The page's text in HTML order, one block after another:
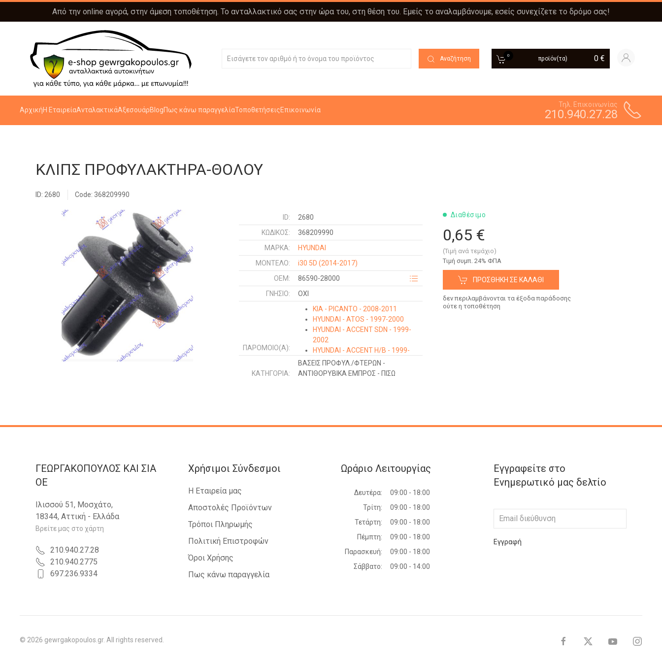
Από την online αγορά, στην άμεση τοποθέτηση. Το ανταλλακτικό σας στην ώρα του, στη θέση του. Εμείς το αναλαμβάνουμε, εσείς συνεχίζετε το δρόμο σας!
Αναζήτηση 0 προϊόν(τα) 0 €
ΑρχικήΗ ΕταιρείαΑνταλακτικάΑξεσουάρBlogΠως κάνω παραγγελίαΤοποθετήσειςΕπικοινωνία
Τηλ. Επικοινωνίας
210.940.27.28
ΚΛΙΠΣ ΠΡΟΦΥΛΑΚΤΗΡΑ-ΘΟΛΟΥ
ID: 2680 Code: 368209990
ID:
2680
ΚΩΔΙΚΌΣ:
368209990
ΜΑΡΚΑ:
HYUNDAI
ΜΟΝΤΕΛΟ:
i30 5D (2014-2017)
OEM:
86590-28000
ΓΝΉΣΙΟ:
ΟΧΙ
ΠΑΡΌΜΟΙΟ(Α):
KIA - PICANTO - 2008-2011
HYUNDAI - ATOS - 1997-2000
HYUNDAI - ACCENT SDN - 1999-
2002
HYUNDAI - ACCENT H/B - 1999-
2002
HYUNDAI - ACCENT L/B - 1999-
HYUNDAI - ACCENT SDN - 2006-
KIA - SPORTAGE - 2004-2008
HYUNDAI - ATOS PRIME - 2003-
HYUNDAI - i20 - 2008-2012
HYUNDAI - MATRIX - 2008-2010
KIA - CEED 3D - 2007-2010
HYUNDAI - ELANTRA - 2004-2007
KIA - SORENTO - 2002-2009
ΚΑΤΗΓΟΡΊΑ:
ΒΑΣΕΙΣ ΠΡΟΦΥΛ./ΦΤΕΡΩΝ -
ΑΝΤΙΘΟΡΥΒΙΚΑ ΕΜΠΡΟΣ - ΠΙΣΩ
Διαθέσιμο
0,65 €
(Τιμή ανά τεμάχιο)
Tιμή συμπ. 24% ΦΠΑ
ΠΡΟΣΘΉΚΗ ΣΕ ΚΑΛΆΘΙ
δεν περιλαμβάνονται τα έξοδα παράδοσης
ούτε η τοποθέτηση
ΓΕΩΡΓΑΚΟΠΟΥΛΟΣ KAI ΣΙΑ
OE
Ιλισσού 51, Μοσχάτο,
18344, Αττική - Ελλάδα
Βρείτε μας στο χάρτη
210.940.27.28
210.940.2775
697.236.9334
Χρήσιμοι Σύνδεσμοι
Η Εταιρεία μας
Αποστολές Προϊόντων
Τρόποι Πληρωμής
Πολιτική Επιστροφών
Όροι Χρήσης
Πως κάνω παραγγελία
Ωράριο Λειτουργίας
Δευτέρα:
09:00 - 18:00
Τρίτη:
09:00 - 18:00
Τετάρτη:
09:00 - 18:00
Πέμπτη:
09:00 - 18:00
Παρασκευή:
09:00 - 18:00
Σάββατο:
09:00 - 14:00
Εγγραφείτε στο
Ενημερωτικό μας δελτίο
Εγγραφή
© 2026 gewrgakopoulos.gr. All rights reserved.